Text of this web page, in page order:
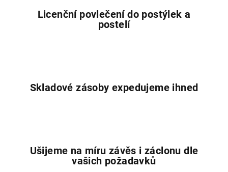
Licenční povlečení do postýlek a
postelí
Skladové zásoby expedujeme ihned
Ušijeme na míru závěs i záclonu dle
vašich požadavků